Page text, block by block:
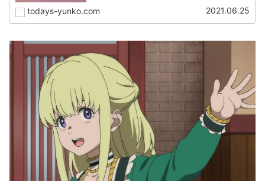
todays-yunko.com 2021.06.25